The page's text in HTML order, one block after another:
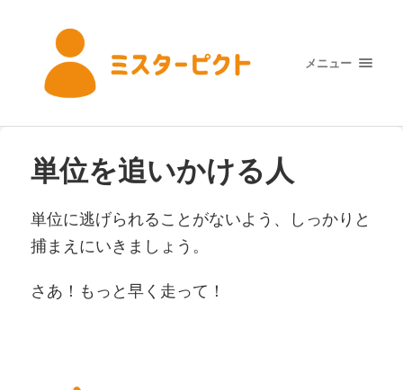
メニュー
単位を追いかける人
単位に逃げられることがないよう、しっかりと
捕まえにいきましょう。
さあ！もっと早く走って！